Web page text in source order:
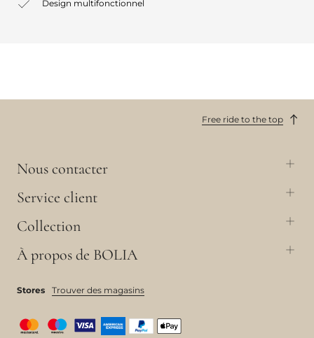
Design multifonctionnel
Free ride to the top
Nous contacter
Service client
Collection
À propos de BOLIA
Stores Trouver des magasins